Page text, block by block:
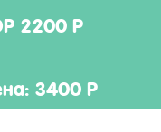
2200 Р
3400 Р